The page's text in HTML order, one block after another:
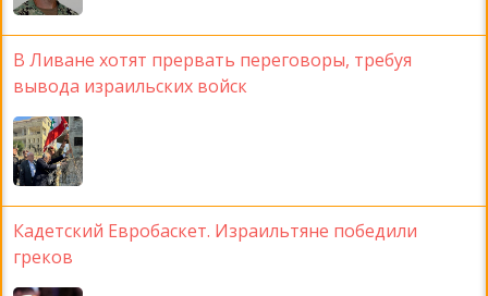
В Ливане хотят прервать переговоры, требуя
вывода израильских войск
Кадетский Евробаскет. Израильтяне победили
греков